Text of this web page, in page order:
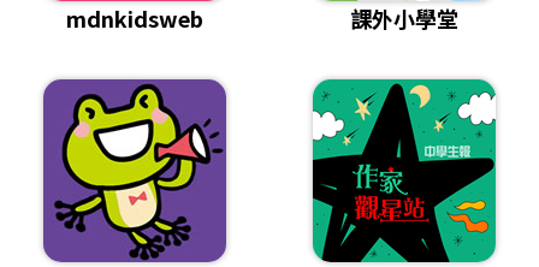
mdnkidsweb 課外小學堂